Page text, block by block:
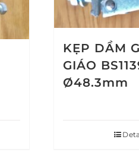
KẸP DẦM
GIÁO
Ø48.3mm